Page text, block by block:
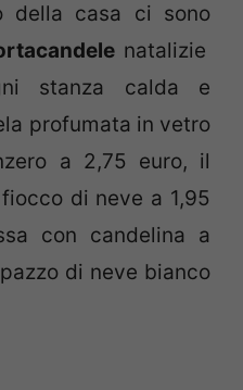
della casa ci sono
natalizie
stanza calda e
profumata in vetro
a 2,75 euro, il
di neve a 1,95
con candelina a
di neve bianco